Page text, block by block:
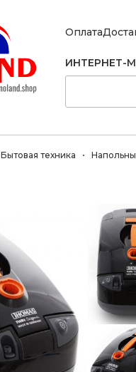
Оплата
ИНТЕРНЕТ-
Бытовая техника